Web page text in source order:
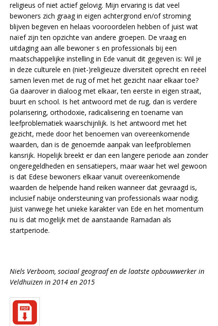
religieus of niet actief gelovig. Mijn ervaring is dat veel
bewoners zich graag in eigen achtergrond en/of stroming
blijven begeven en helaas vooroordelen hebben of juist wat
naïef zijn ten opzichte van andere groepen. De vraag en
uitdaging aan alle bewoner s en professionals bij een
maatschappelijke instelling in Ede vanuit dit gegeven is: Wil je
in deze culturele en (niet-)religieuze diversiteit oprecht en reëel
samen leven met de rug of met het gezicht naar elkaar toe?
Ga daarover in dialoog met elkaar, ten eerste in eigen straat,
buurt en school. Is het antwoord met de rug, dan is verdere
polarisering, orthodoxie, radicalisering en toename van
leefproblematiek waarschijnlijk. Is het antwoord met het
gezicht, mede door het benoemen van overeenkomende
waarden, dan is de genoemde aanpak van leefproblemen
kansrijk. Hopelijk breekt er dan een langere periode aan zonder
ongeregeldheden en sensatiepers, maar waar het wel gewoon
is dat Edese bewoners elkaar vanuit overeenkomende
waarden de helpende hand reiken wanneer dat gevraagd is,
inclusief nabije ondersteuning van professionals waar nodig.
Juist vanwege het unieke karakter van Ede en het momentum
nu is dat mogelijk met de aanstaande Ramadan als
startperiode.
Niels Verboom, sociaal geograaf en de laatste opbouwwerker in
Veldhuizen in 2014 en 2015